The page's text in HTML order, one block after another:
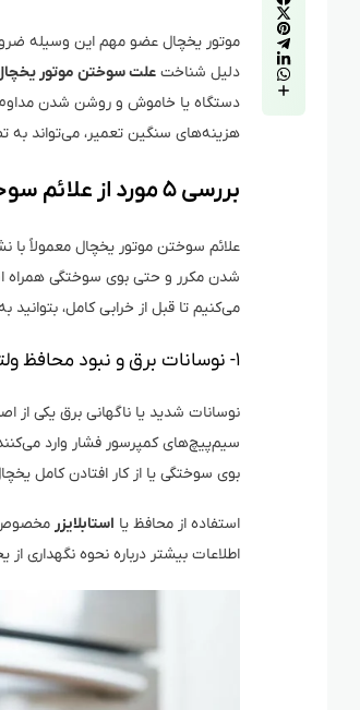
موتور یخچال عضو مهم این وسیله
دلیل شناخت علت سوختن موتور
دستگاه یا خاموش و روشن شدن مداوم،
هزینه‌های سنگین تعمیر، می‌تواند به
بررسی ۵ مورد از علائم سوختن موتور یخچال
علائم سوختن موتور یخچال معمولاً
می‌کنیم تا قبل از خرابی کامل،
۱- نوسانات برق و نبود محافظ ولتاژ
نوسانات شدید یا ناگهانی برق یکی
سیم‌پیچ‌های کمپرسور فشار وارد
بوی سوختگی یا از کار افتادن کامل
استفاده از محافظ یا استابلایزر مخصوص
اطلاعات بیشتر درباره نحوه نگهداری از